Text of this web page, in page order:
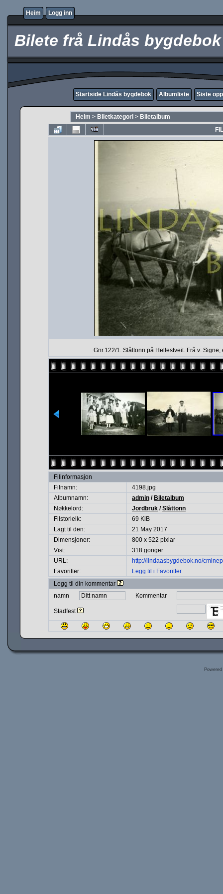
Heim Logg inn
Bilete frå Lindås bygdebok
Startside Lindås bygdebok Albumliste Siste
Heim > Biletkategori > Biletalbum
Gnr.122/1. Slåttonn på Hellestveit. Frå v:
Filinformasjon
Filnamn:
4198.jpg
Albumnamn:
admin / Biletalbum
Nøkkelord:
Jordbruk /Slåttonn
Filstorleik:
69 KiB
Lagt til den:
21 May 2017
Dimensjoner:
800 x 522 pixlar
Vist:
318 gonger
URL:
http://lindaasbygdebok.no/
Favoritter:
Legg til i Favoritter
Legg til din kommentar
namn
Kommentar
Stadfest